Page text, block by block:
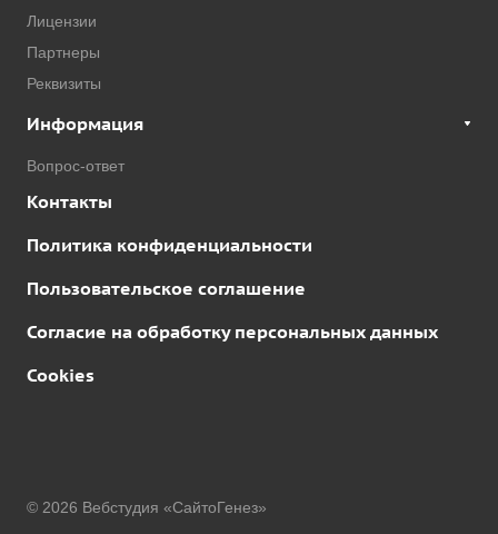
Лицензии
Партнеры
Реквизиты
Информация
Вопрос-ответ
Контакты
Политика конфиденциальности
Пользовательское соглашение
Согласие на обработку персональных данных
Cookies
© 2026 Вебстудия «СайтоГенез»